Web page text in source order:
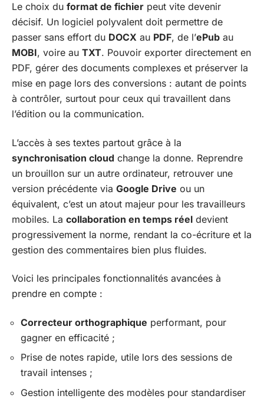
Le choix du format de fichier peut vite devenir
décisif. Un logiciel polyvalent doit permettre de
passer sans effort du DOCX au PDF, de l’ePub au
MOBI, voire au TXT. Pouvoir exporter directement en
PDF, gérer des documents complexes et préserver la
mise en page lors des conversions : autant de points
à contrôler, surtout pour ceux qui travaillent dans
l’édition ou la communication.
L’accès à ses textes partout grâce à la
synchronisation cloud change la donne. Reprendre
un brouillon sur un autre ordinateur, retrouver une
version précédente via Google Drive ou un
équivalent, c’est un atout majeur pour les travailleurs
mobiles. La collaboration en temps réel devient
progressivement la norme, rendant la co-écriture et la
gestion des commentaires bien plus fluides.
Voici les principales fonctionnalités avancées à
prendre en compte :
Correcteur orthographique performant, pour
gagner en efficacité ;
Prise de notes rapide, utile lors des sessions de
travail intenses ;
Gestion intelligente des modèles pour standardiser